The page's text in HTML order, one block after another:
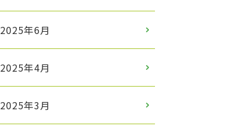
2025年6月
2025年4月
2025年3月